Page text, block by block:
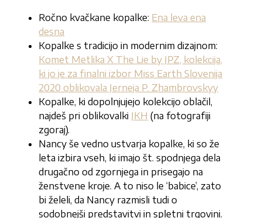
Ročno kvačkane kopalke: Ena leva ena
desna
Kopalke s tradicijo in modernim dizajnom:
Komet Metlika X The Lie by JPZ, kolekcija,
ki jo je za finalni izbor Miss Earth Slovenija
2020 oblikovala Jerneja P. Zhambrovskyy
Kopalke, ki dopolnjujejo kolekcijo oblačil,
najdeš pri oblikovalki JKH (na fotografiji
zgoraj).
Nancy še vedno ustvarja kopalke, ki so že
leta izbira vseh, ki imajo št. spodnjega dela
drugačno od zgornjega in prisegajo na
ženstvene kroje. A to niso le ‘babice’, zato
bi želeli, da Nancy razmisli tudi o
sodobnejši predstavitvi in spletni trgovini.